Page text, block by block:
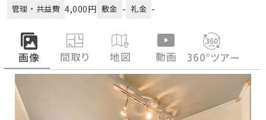
管理・共益費 4,000円 敷金 - 礼金 -
画像 間取り 地図 動画 360°ツアー